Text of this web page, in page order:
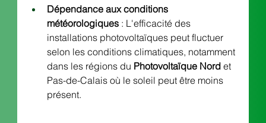
Dépendance aux conditions
météorologiques : L'efficacité des
installations photovoltaïques peut fluctuer
selon les conditions climatiques, notamment
dans les régions du Photovoltaïque Nord et
Pas-de-Calais où le soleil peut être moins
présent.